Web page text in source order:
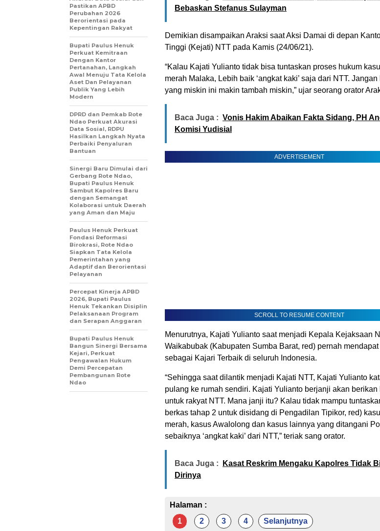
Bebaskan Stefanus Sulayman
Demikian disampaikan Araksi saat Aksi Damai di depan
Tinggi (Kejati) NTT pada Kamis (24/06/21).
“Kalau Kajati Yulianto tidak bisa tuntaskan proses hukum
merah Malaka, Lebih baik ‘angkat kaki’ saja dari NTT.
yang miskin ini makin tambah miskin,” ujar seorang orator
Baca Juga : Vonis Hakim Abaikan Fakta Sidang, PH
Komisi Yudisial
ADVERTISEMENT
SCROLL TO RESUME CONTENT
Menurutnya, Kajati Yulianto saat menjadi Kepala Kejaksaan
Waikabubak (Kabupaten Sumba Barat, red) pernah
sebagai Kajari Terbaik di seluruh Indonesia.
“Sehingga saat dilantik menjadi Kajati NTT, Kajati Yulianto
pulang ke rumah sendiri. Kajati Yulianto berjanji akan berikan
untuk rakyat NTT. Mana janji itu? Kalau tidak mampu
berkas tahap 2 untuk disidang di Pengadilan Tipikor, red)
merah, kasus Awalolong dan kasus lainnya yang ditangani
sebaiknya ‘angkat kaki’ dari NTT,” teriak sang orator.
Baca Juga :
Kasat Reskrim Mengaku Kapolres Tidak
Dirinya
Halaman :
1
2 3 4 Selanjutnya
Pastikan APBD
Perubahan 2026
Berorientasi pada
Kepentingan Rakyat
Bupati Paulus Henuk
Perkuat Kemitraan
Dengan Kantor
Pertanahan, Langkah
Awal Menuju Tata Kelola
Aset Dan Pelayanan
Publik Yang Lebih
Modern
DPRD dan Pemkab Rote
Ndao Perkuat Akurasi
Data Sosial, RDPU
Hasilkan Langkah Nyata
Perbaiki Penyaluran
Bantuan
Sinergi Baru Dimulai dari
Gerbang Rote Ndao,
Bupati Paulus Henuk
Sambut Kapolres Baru
dengan Semangat
Kolaborasi untuk Daerah
yang Aman dan Maju
Paulus Henuk Perkuat
Fondasi Reformasi
Birokrasi, Rote Ndao
Siapkan Tata Kelola
Pemerintahan yang
Adaptif dan Berorientasi
Pelayanan
Percepat Kinerja APBD
2026, Bupati Paulus
Henuk Tekankan Disiplin
Pelaksanaan Program
dan Serapan Anggaran
Bupati Paulus Henuk
Bangun Sinergi Bersama
Kejari, Perkuat
Pengawalan Hukum
Demi Percepatan
Pembangunan Rote
Ndao